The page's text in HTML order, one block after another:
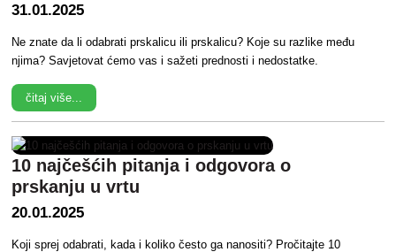
31.01.2025
Ne znate da li odabrati prskalicu ili prskalicu? Koje su razlike među
njima? Savjetovat ćemo vas i sažeti prednosti i nedostatke.
čitaj više...
10 najčešćih pitanja i odgovora o
prskanju u vrtu
20.01.2025
Koji sprej odabrati, kada i koliko često ga nanositi? Pročitajte 10